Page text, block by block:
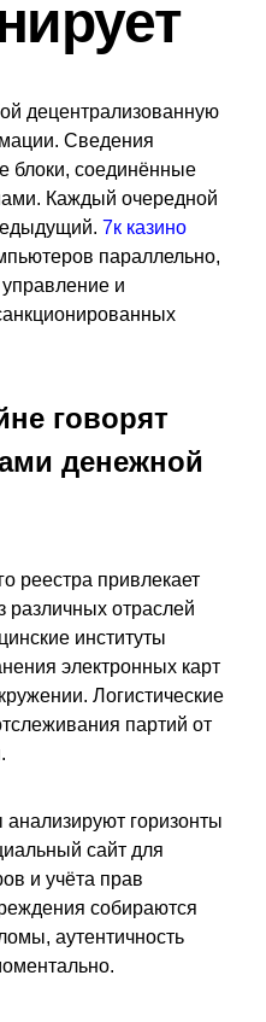
децентрализованную
Сведения
блоки, соединённые
Каждый очередной
7к казино
параллельно,
и
говорят
денежной
реестра привлекает
различных отраслей
институты
электронных карт
Логистические
партий от
горизонты
сайт для
и учёта прав
собираются
аутентичность